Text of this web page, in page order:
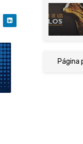
Página